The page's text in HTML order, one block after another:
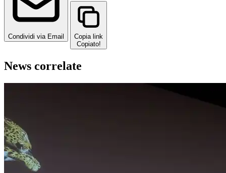
Condividi via Email
Copia link
Copiato!
News correlate